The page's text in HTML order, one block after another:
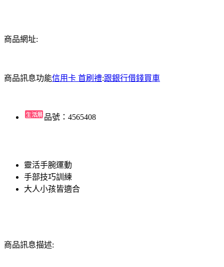
商品網址:
商品訊息功能信用卡 首刷禮:跟銀行借錢買車
品號：4565408
靈活手腕運動
手部技巧訓練
大人小孩皆適合
商品訊息描述: